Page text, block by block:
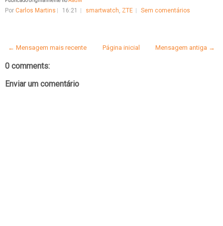
Por Carlos Martins 16:21 smartwatch, ZTE Sem comentários
← Mensagem mais recente Mensagem antiga →
Página inicial
0 comments:
Enviar um comentário